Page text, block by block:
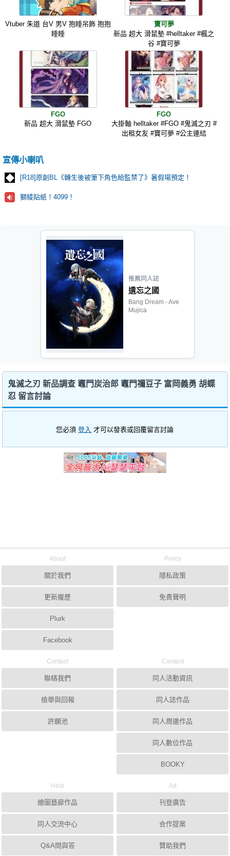
Vtuber 朱道 台V 男V 抱睡吊飾 抱抱
睡睡
寶可夢
新品 超大 滑鼠墊 #helltaker #楓之
谷 #寶可夢
FGO
新品 超大 滑鼠墊 FGO
FGO
大掛軸 helltaker #FGO #鬼滅之刃 #
出租女友 #寶可夢 #公主連結
宣傳小喇叭
[R18]原創BL《轉生後被筆下角色給監禁了》暑假場預定！
獅綾貼紙！4099！
推薦同人誌
遺忘之國
Bang Dream - Ave
Mujica
鬼滅之刃 新品調查 竈門炭治郎 竈門禰豆子 富岡義勇 胡蝶
忍 留言討論
您必須登入 才可以發表或回覆留言討論
About
關於我們
更新履歷
Plurk
Facebook
Policy
隱私政策
免責聲明
Contact
聯絡我們
檢舉與回報
許願池
Content
同人活動資訊
同人誌作品
同人周邊作品
同人數位作品
BOOKY
Help
繪圖藝廊作品
同人交流中心
Q&A問與答
Ad
刊登廣告
合作提案
贊助我們